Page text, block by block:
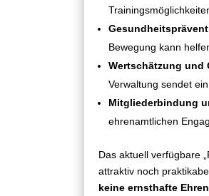
Bewegung kann
Wertschätzung und
Verwaltung sendet
Mitgliederbindung
ehrenamtlichen
Das aktuell verfügbare
attraktiv noch
keine ernsthafte